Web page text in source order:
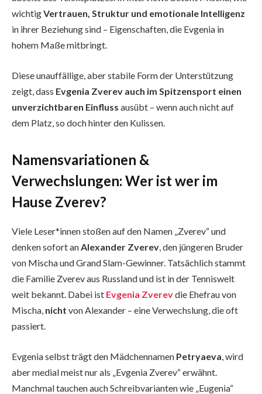
wichtigVertrauen, Struktur und emotionale Intelligenz
in ihrer Beziehung sind – Eigenschaften, die Evgenia in
hohem Maße mitbringt.
Diese unauffällige, aber stabile Form der Unterstützung
zeigt, dass Evgenia Zverev auch im Spitzensport einen
unverzichtbaren Einfluss ausübt – wenn auch nicht auf
dem Platz, so doch hinter den Kulissen.
Namensvariationen &
Verwechslungen: Wer ist wer im
Hause Zverev?
Viele Leser*innen stoßen auf den Namen „Zverev“ und
denken sofort anAlexander Zverev, den jüngeren Bruder
von Mischa und Grand Slam-Gewinner. Tatsächlich stammt
die Familie Zverev aus Russland und ist in der Tenniswelt
weit bekannt. Dabei ist Evgenia Zverevdie Ehefrau von
Mischa, nicht von Alexander – eine Verwechslung, die oft
passiert.
Evgenia selbst trägt den Mädchennamen Petryaeva, wird
aber medial meist nur als „Evgenia Zverev“ erwähnt.
Manchmal tauchen auch Schreibvarianten wie „Eugenia“